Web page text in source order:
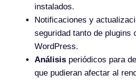
instalados.
Notificaciones y
seguridad tanto de plugins
WordPress.
Análisis periódicos para
que pudieran afectar al